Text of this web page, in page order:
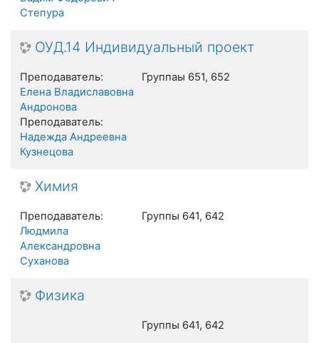
Степура
ОУД.14 Индивидуальный проект
Группаы 651, 652
Преподаватель:
Елена Владиславовна
Андронова
Преподаватель:
Надежда Андреевна
Кузнецова
Химия
Группы 641, 642
Преподаватель:
Людмила
Александровна
Суханова
Физика
Группы 641, 642